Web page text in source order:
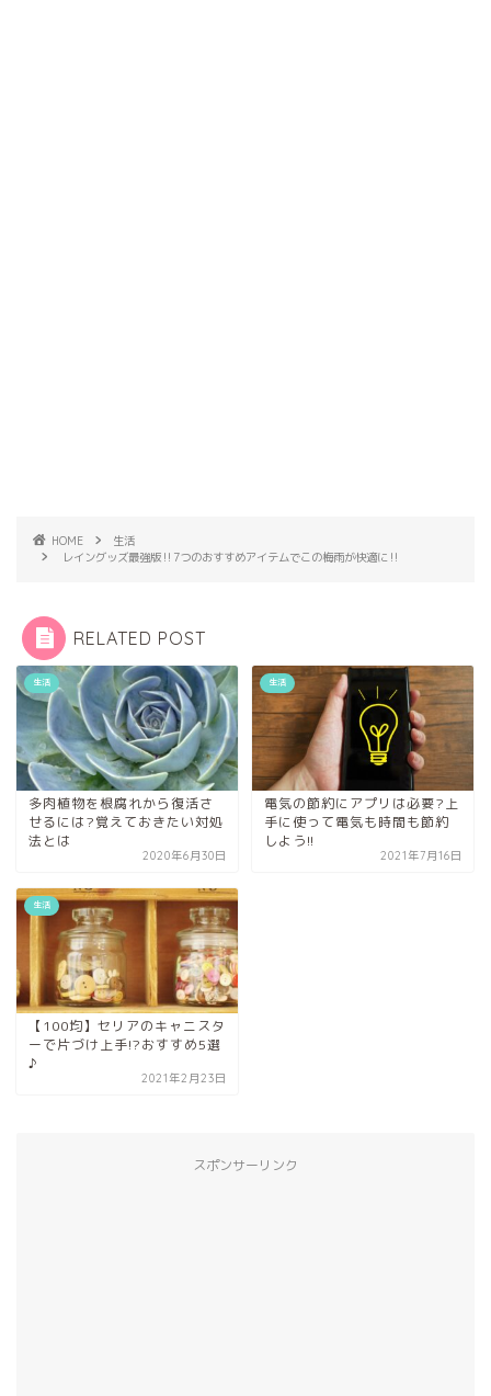
HOME
生活
レイングッズ最強版‼︎7つのおすすめアイテムでこの梅雨が快適に‼︎
RELATED POST
生活
多肉植物を根腐れから復活さ
せるには?覚えておきたい対処
法とは
2020年6月30日
生活
電気の節約にアプリは必要?上
手に使って電気も時間も節約
しよう!!
2021年7月16日
生活
【100均】セリアのキャニスタ
ーで片づけ上手!?おすすめ5選
♪
2021年2月23日
スポンサーリンク